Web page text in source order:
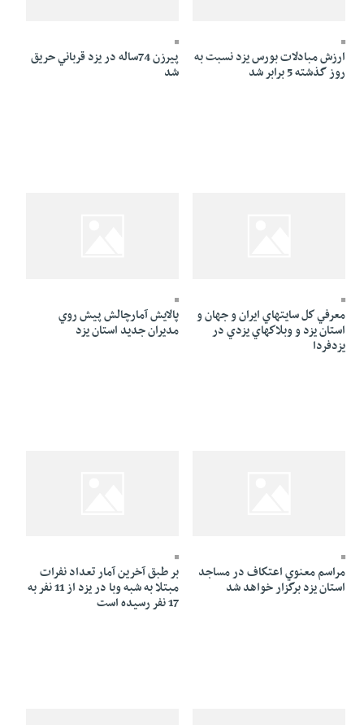
ارزش مبادلات بورس يزد نسبت به
روز گذشته 5 برابر شد
پيرزن 74ساله در يزد قرباني حريق
شد
معرفي كل سايتهاي ايران و جهان و
استان يزد و وبلاكهاي يزدي در
يزدفردا
پالايش آمارچالش پيش روي
مديران جديد استان يزد
مراسم معنوي اعتكاف در مساجد
استان يزد برگزار خواهد شد
بر طبق آخرين آمار تعداد نفرات
مبتلا به شبه وبا در يزد از 11 نفر به
17 نفر رسيده است